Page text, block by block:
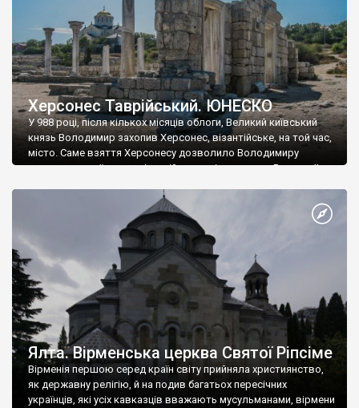
Херсонес Таврійський. ЮНЕСКО
У 988 році, після кількох місяців облоги, Великий київський
князь Володимир захопив Херсонес, візантійське, на той час,
місто. Саме взяття Херсонесу дозволило Володимиру
диктувати свої умови візантійському імператору Василю ІІ, та
Херсонесі Володимир-язичник, став Василем-християнином.
А потім було Хрещення Русі. На честь Херсонесу Таврійського
Ялта. Вірменська церква Святої Ріпсіме
Вірменія першою серед країн світу прийняла християнство,
як державну релігію, й на подив багатьох пересічних
українців, які усіх кавказців вважають мусульманами, вірмени